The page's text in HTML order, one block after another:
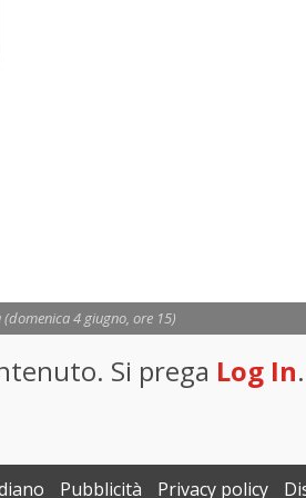
4 giugno, ore 15)
Si prega Log In.
Pubblicità Privacy policy